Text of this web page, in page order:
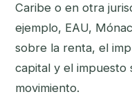
Caribe o en otra
ejemplo, EAU,
sobre la renta, el
capital y el impuesto
movimiento.